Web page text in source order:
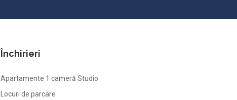
Închirieri
Apartamente 1 cameră Studio
Locuri de parcare